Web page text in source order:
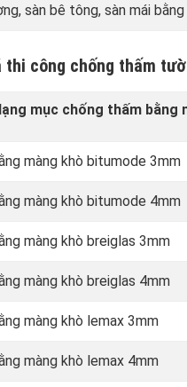
sàn bê tông, sàn mái
thi công chống thấm
mục chống thấm bằng
màng khò bitumode 3mm
màng khò bitumode 4mm
màng khò breiglas 3mm
màng khò breiglas 4mm
màng khò lemax 3mm
màng khò lemax 4mm